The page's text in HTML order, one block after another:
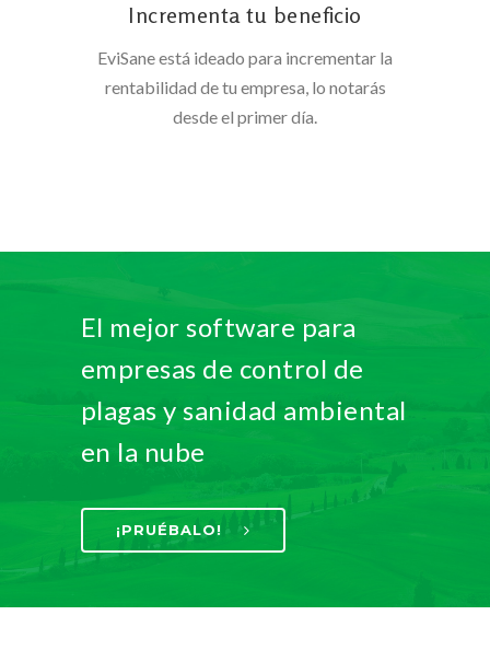
Incrementa tu beneficio
EviSane está ideado para incrementar la
rentabilidad de tu empresa, lo notarás
desde el primer día.
El mejor software para
empresas de control de
plagas y sanidad ambiental
en la nube
¡PRUÉBALO!